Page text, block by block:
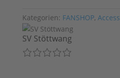
Menge
Kategorien: FANSHOP,
SV Stöttwang